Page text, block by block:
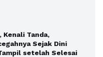
Kenali Tanda,
Sejak Dini
setelah Selesai